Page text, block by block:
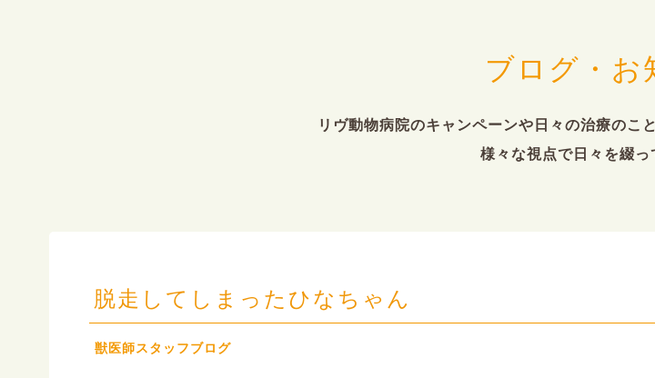
ブログ・お
リヴ動物病院のキャンペーンや日々の治療のこ
様々な視点で日々を綴っ
脱走してしまったひなちゃん
獣医師スタッフブログ